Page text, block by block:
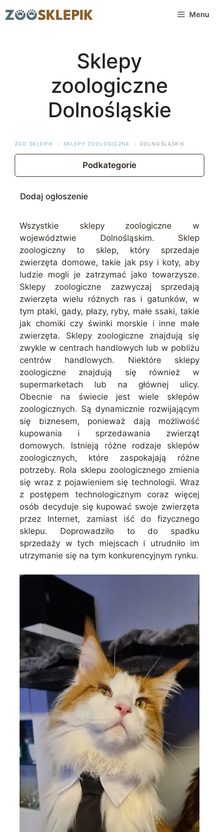
do
Menu
Sklepy
zoologiczne
Dolnośląskie
ZOO SKLEPIK SKLEPY ZOOLOGICZNE DOLNOŚLĄSKIE
Podkategorie
Dodaj ogłoszenie
Wszystkie sklepy zoologiczne w
województwie Dolnośląskim. Sklep
zoologiczny to sklep, który sprzedaje
zwierzęta domowe, takie jak psy i koty, aby
ludzie mogli je zatrzymać jako towarzysze.
Sklepy zoologiczne zazwyczaj sprzedają
zwierzęta wielu różnych ras i gatunków, w
tym ptaki, gady, płazy, ryby, małe ssaki, takie
jak chomiki czy świnki morskie i inne małe
zwierzęta. Sklepy zoologiczne znajdują się
zwykle w centrach handlowych lub w pobliżu
centrów handlowych. Niektóre sklepy
zoologiczne znajdują się również w
supermarketach lub na głównej ulicy.
Obecnie na świecie jest wiele sklepów
zoologicznych. Są dynamicznie rozwijającym
się biznesem, ponieważ dają możliwość
kupowania i sprzedawania zwierząt
domowych. Istnieją różne rodzaje sklepów
zoologicznych, które zaspokajają różne
potrzeby. Rola sklepu zoologicznego zmienia
się wraz z pojawieniem się technologii. Wraz
z postępem technologicznym coraz więcej
osób decyduje się kupować swoje zwierzęta
przez Internet, zamiast iść do fizycznego
sklepu. Doprowadziło to do spadku
sprzedaży w tych miejscach i utrudniło im
utrzymanie się na tym konkurencyjnym rynku.